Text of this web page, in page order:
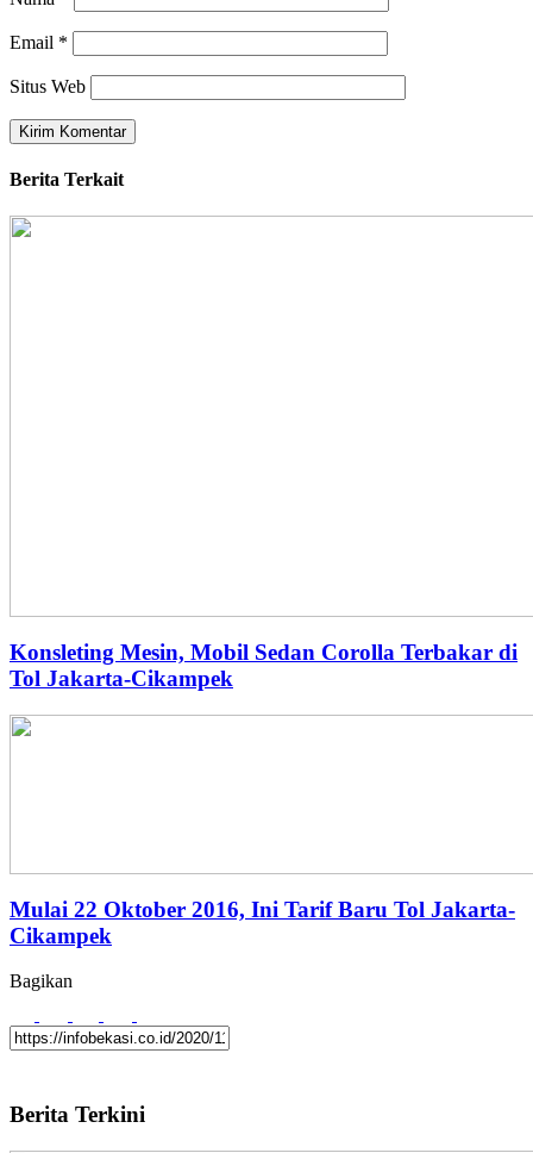
Email *
Situs Web
Berita Terkait
Konsleting Mesin, Mobil Sedan Corolla Terbakar di
Tol Jakarta-Cikampek
Mulai 22 Oktober 2016, Ini Tarif Baru Tol Jakarta-
Cikampek
Bagikan
Berita Terkini